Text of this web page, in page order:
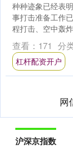
种种迹象已经表
事打击准备工作
程打击、空中轰
有作战形式都已
月14日，卡塔尔
查看： 171 分
杠杆配资开户
网
沪深京指数